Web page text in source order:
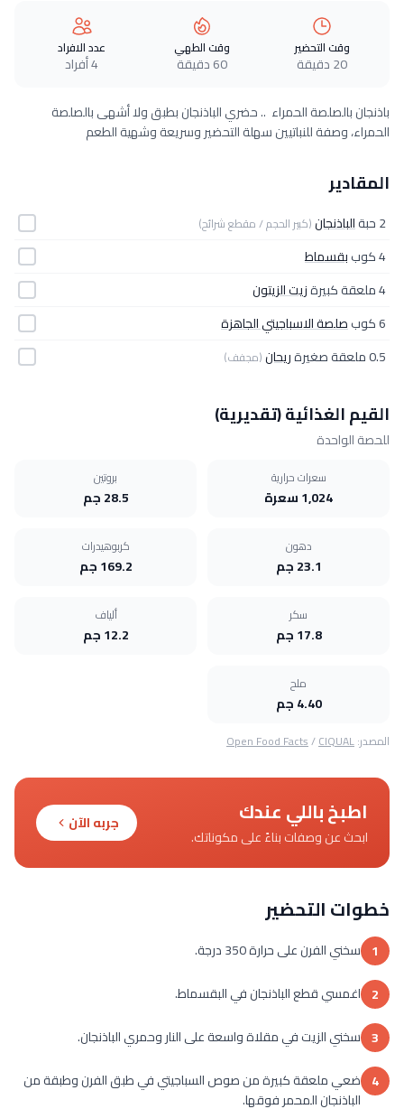
وقت التحضير
20 دقيقة
وقت الطهي
60 دقيقة
عدد الافراد
4 أفراد
باذنجان بالصلصة الحمراء .. حضري الباذنجان بطبق ولا أشهى بالصلصة
الحمراء، وصفة للنباتيين سهلة التحضير وسريعة وشهية الطعم
المقادير
2 حبة الباذنجان(كبير الحجم / مقطع شرائح)
4 كوب
بقسماط
4 ملعقة كبيرة
زيت الزيتون
6 كوب
صلصة الاسباجيتي الجاهزة
0.5 ملعقة صغيرة
ريحان(مجفف)
القيم الغذائية (تقديرية)
للحصة الواحدة
سعرات حرارية
1,024 سعرة
بروتين
28.5 جم
دهون
23.1 جم
كربوهيدرات
169.2 جم
سكر
17.8 جم
ألياف
12.2 جم
ملح
4.40 جم
المصدر: Open Food Facts/CIQUAL
اطبخ باللي عندك
ابحث عن وصفات بناءً على مكوناتك.
جربه الآن
خطوات التحضير
1 سخني الفرن على حرارة 350 درجة.
2 اغمسي قطع الباذنجان في البقسماط.
3 سخني الزيت في مقلاة واسعة على النار وحمري الباذنجان.
4 ضعي ملعقة كبيرة من صوص السباجيتي في طبق الفرن وطبقة من
الباذنجان المحمر فوقها.